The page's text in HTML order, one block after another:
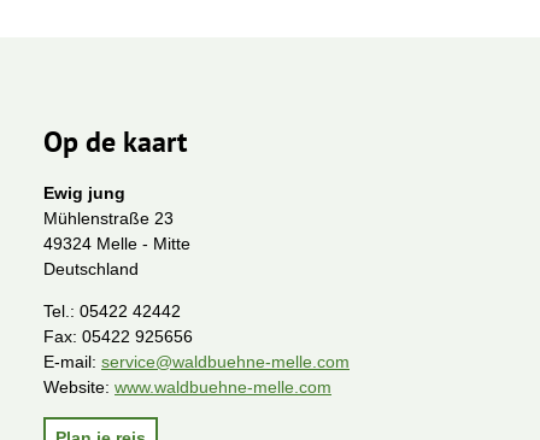
Op de kaart
Ewig jung
Mühlenstraße 23
49324 Melle - Mitte
Deutschland
Tel.: 05422 42442
Fax: 05422 925656
E-mail: service@waldbuehne-melle.com
Website: www.waldbuehne-melle.com